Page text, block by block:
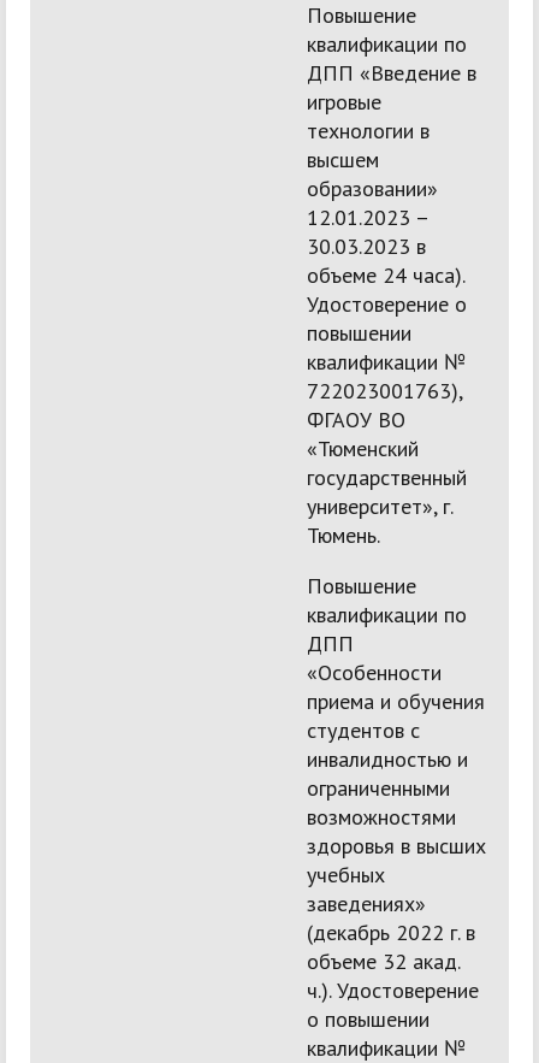
Повышение
квалификации по
ДПП «Введение в
игровые
технологии в
высшем
образовании»
12.01.2023 –
30.03.2023 в
объеме 24 часа).
Удостоверение о
повышении
квалификации №
722023001763),
ФГАОУ ВО
«Тюменский
государственный
университет», г.
Тюмень.
Повышение
квалификации по
ДПП
«Особенности
приема и обучения
студентов с
инвалидностью и
ограниченными
возможностями
здоровья в высших
учебных
заведениях»
(декабрь 2022 г. в
объеме 32 акад.
ч.). Удостоверение
о повышении
квалификации №